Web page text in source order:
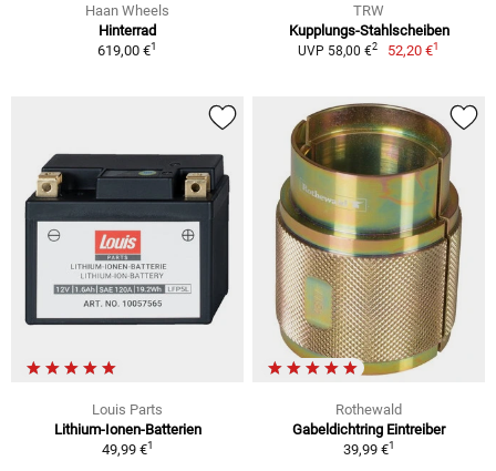
Haan Wheels
Hinterrad
619,00 €1
TRW
Kupplungs-Stahlscheiben
UVP 58,00 €2 52,20 €1
Louis Parts
Lithium-Ionen-Batterien
49,99 €1
Rothewald
Gabeldichtring Eintreiber
39,99 €1